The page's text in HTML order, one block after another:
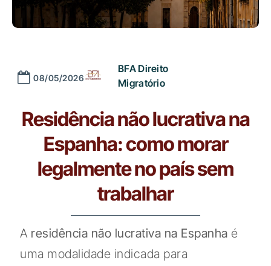
08/05/2026
BFA Direito
Migratório
Residência não lucrativa na
Espanha: como morar
legalmente no país sem
trabalhar
A residência não lucrativa na Espanha é
uma modalidade indicada para